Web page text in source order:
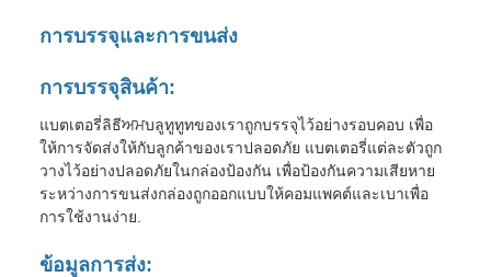
การบรรจุและการขนส่ง
การบรรจุสินค้า:
แบตเตอรี่ลิธีਅਮบลูทูทูทของเราถูกบรรจุไว้อย่างรอบคอบ เพื่อ
ให้การจัดส่งให้กับลูกค้าของเราปลอดภัย แบตเตอรี่แต่ละตัวถูก
วางไว้อย่างปลอดภัยในกล่องป้องกัน เพื่อป้องกันความเสียหาย
ระหว่างการขนส่งกล่องถูกออกแบบให้คอมแพคต์และเบาเพื่อ
การใช้งานง่าย.
ข้อมูลการส่ง: